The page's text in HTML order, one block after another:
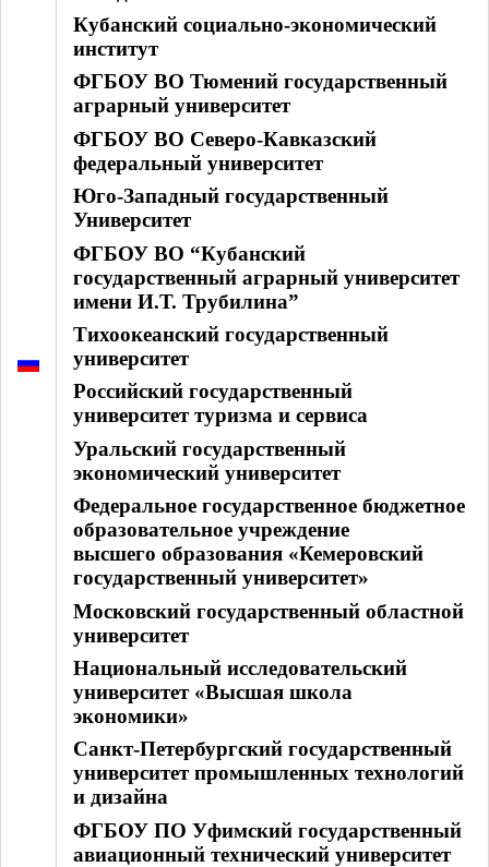
Кубанский социально-экономический
институт
ФГБОУ ВО Тюмений государственный
аграрный университет
ФГБОУ ВО Северо-Кавказский
федеральный университет
Юго-Западный государственный
Университет
ФГБОУ ВО “Кубанский
государственный аграрный университет
имени И.Т. Трубилина”
Тихоокеанский государственный
университет
Российский государственный
университет туризма и сервиса
Уральский государственный
экономический университет
Федеральное государственное бюджетное
образовательное учреждение
высшего образования «Кемеровский
государственный университет»
Московский государственный областной
университет
Национальный исследовательский
университет «Высшая школа
экономики»
Санкт-Петербургский государственный
университет промышленных технологий
и дизайна
ФГБОУ ПО Уфимский государственный
авиационный технический университет